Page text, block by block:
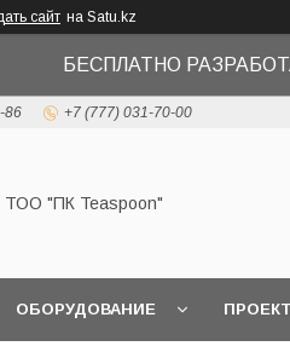
сайт на Satu.kz
БЕСПЛАТНО
86 +7 (777) 031-70-00
ТОО "ПК Teaspoon"
ОБОРУДОВАНИЕ